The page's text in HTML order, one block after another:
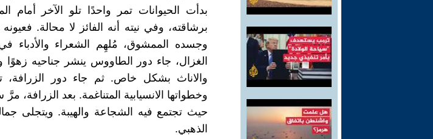
بدأت الحيوانات تمر واحدًا تلو الآخر أمام
برشاقته، وفي نيته أنه الفائز لا محالة.
وجسده الممشوق، مُلهِم الشعراء
الغزال، جاء دور الطاووس ينشر جناحيه زهوًا
والاناث بشكل خاص. ثم جاء دور الزرافة،
وخطواتها الانسيابية المتناغمة. بعد الزرافة،
حيث تجتمع فيه الشجاعة والهيبة. ويتجلى
الذهبي.